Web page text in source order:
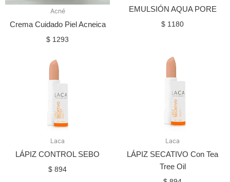
Acné
Crema Cuidado Piel Acneica
$ 1293
EMULSIÓN AQUA PORE
$ 1180
Laca
LÁPIZ CONTROL SEBO
$ 894
Laca
LÁPIZ SECATIVO Con Tea
Tree Oil